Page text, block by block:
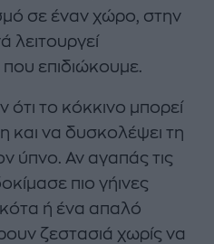
σε έναν χώρο, στην
λειτουργεί
επιδιώκουμε.
ότι το κόκκινο μπορεί
και να δυσκολέψει τη
ύπνο. Αν αγαπάς τις
πιο γήινες
ή ένα απαλό
ζεστασιά χωρίς να